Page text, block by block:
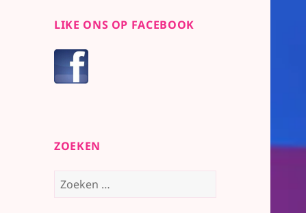
LIKE ONS OP FACEBOOK
ZOEKEN
Zoeken